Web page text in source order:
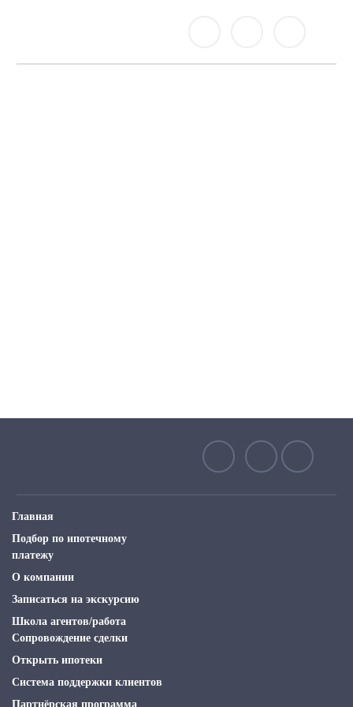
Главная
Подбор по ипотечному
платежу
О компании
Записаться на экскурсию
Школа агентов/работа
Сопровождение сделки
Открыть ипотеки
Система поддержки клиентов
Партнёрская программа